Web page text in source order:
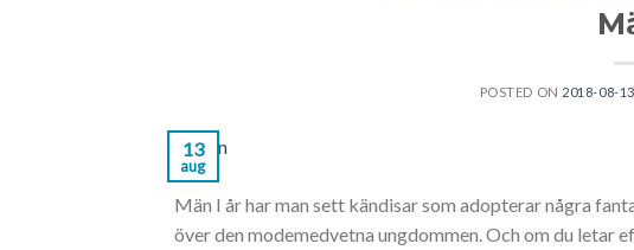
POSTED ON 2018-08-13
13
aug
Män I år har man sett kändisar som adopterar några
över den modemedvetna ungdommen. Och om du